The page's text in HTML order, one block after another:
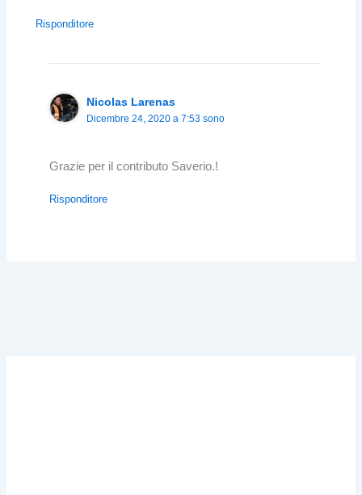
Risponditore
Nicolas Larenas
Dicembre 24, 2020 a 7:53 sono
Grazie per il contributo Saverio.!
Risponditore